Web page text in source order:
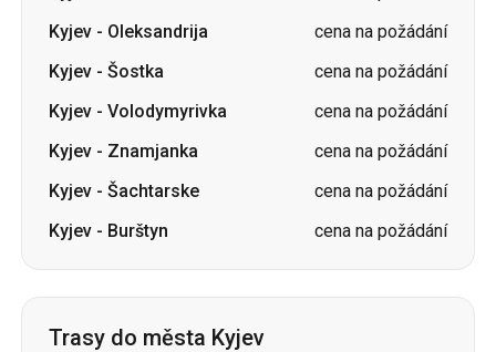
Kyjev - Oleksandrija
cena na požádání
Kyjev - Šostka
cena na požádání
Kyjev - Volodymyrivka
cena na požádání
Kyjev - Znamjanka
cena na požádání
Kyjev - Šachtarske
cena na požádání
Kyjev - Burštyn cena na požádání
Trasy do města Kyjev